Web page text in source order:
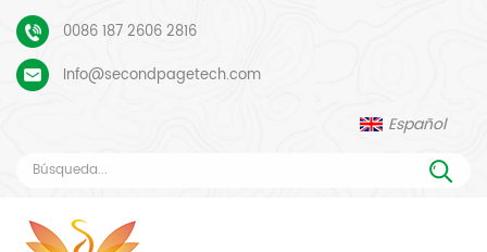
0086 187 2606 2816
Info@secondpagetech.com
Español